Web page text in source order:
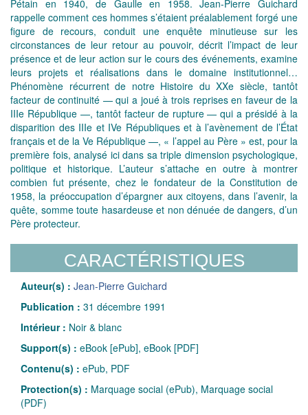
Pétain en 1940, de Gaulle en 1958. Jean-Pierre Guichard
rappelle comment ces hommes s’étaient préalablement forgé une
figure de recours, conduit une enquête minutieuse sur les
circonstances de leur retour au pouvoir, décrit l’impact de leur
présence et de leur action sur le cours des événements, examine
leurs projets et réalisations dans le domaine institutionnel…
Phénomène récurrent de notre Histoire du XXe siècle, tantôt
facteur de continuité — qui a joué à trois reprises en faveur de la
IIIe République —, tantôt facteur de rupture — qui a présidé à la
disparition des IIIe et IVe Républiques et à l’avènement de l’État
français et de la Ve République —, « l’appel au Père » est, pour la
première fois, analysé ici dans sa triple dimension psychologique,
politique et historique. L’auteur s’attache en outre à montrer
combien fut présente, chez le fondateur de la Constitution de
1958, la préoccupation d’épargner aux citoyens, dans l’avenir, la
quête, somme toute hasardeuse et non dénuée de dangers, d’un
Père protecteur.
CARACTÉRISTIQUES
Auteur(s) : Jean-Pierre Guichard
Publication : 31 décembre 1991
Intérieur : Noir & blanc
Support(s) : eBook [ePub], eBook [PDF]
Contenu(s) : ePub, PDF
Protection(s) : Marquage social (ePub), Marquage social
(PDF)